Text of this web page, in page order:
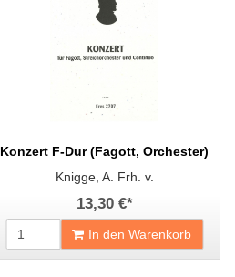
Konzert F-Dur (Fagott, Orchester)
Knigge, A. Frh. v.
13,30 €*
In den Warenkorb